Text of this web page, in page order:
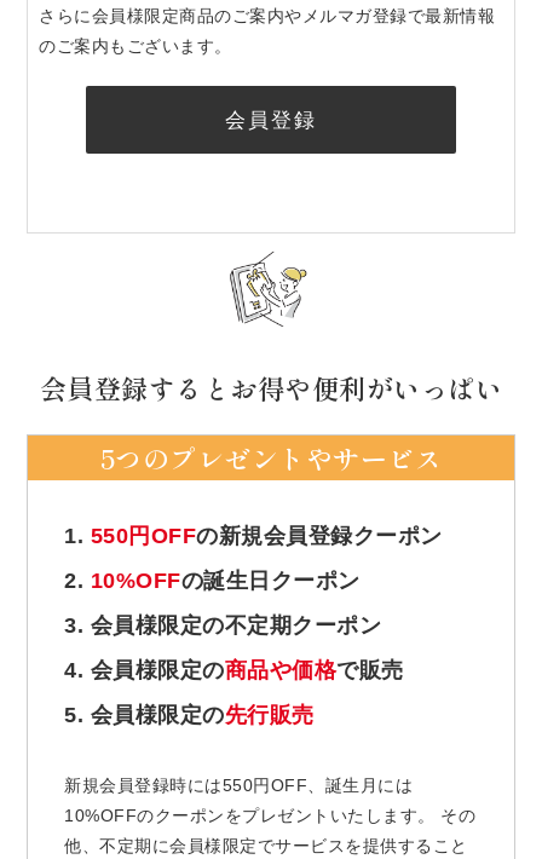
さらに会員様限定商品のご案内やメルマガ登録で最新情報
のご案内もございます。
会員登録
会員登録するとお得や便利がいっぱい
5つのプレゼントやサービス
1. 550円OFFの新規会員登録クーポン
2. 10%OFFの誕生日クーポン
3. 会員様限定の不定期クーポン
4. 会員様限定の商品や価格で販売
5. 会員様限定の先行販売
新規会員登録時には550円OFF、誕生月には
10%OFFのクーポンをプレゼントいたします。 その
他、不定期に会員様限定でサービスを提供すること